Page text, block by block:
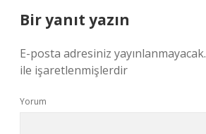
Bir yanıt yazın
E-posta adresiniz yayınlanmayacak.
ile işaretlenmişlerdir
Yorum